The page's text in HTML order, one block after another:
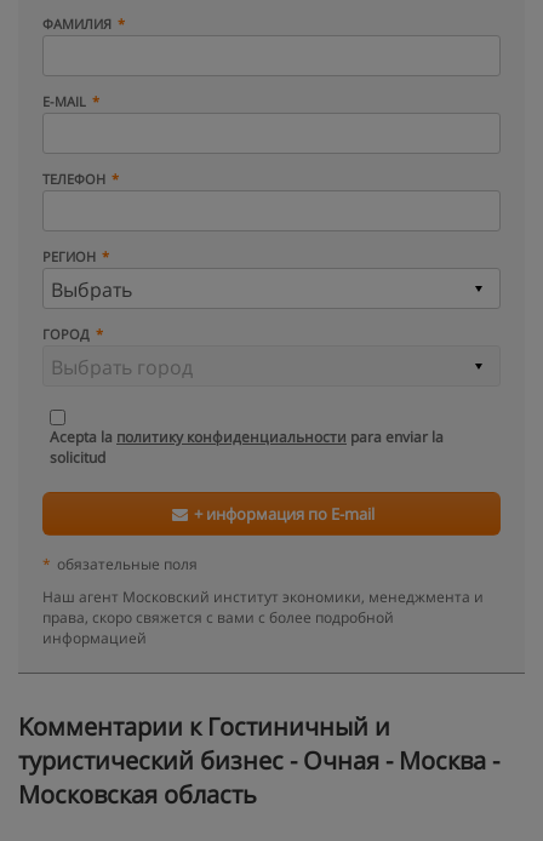
ФАМИЛИЯ
E-MAIL
ТЕЛЕФОН
РЕГИОН
ГОРОД
Acepta la политику конфиденциальности para enviar la
solicitud
+ информация по E-mail
* обязательные поля
Наш агент Московский институт экономики, менеджмента и
права, скоро свяжется с вами с более подробной
информацией
Kомментарии к Гостиничный и
туристический бизнес - Очная - Москва -
Московская область